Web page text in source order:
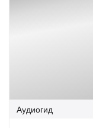
Аудиогид